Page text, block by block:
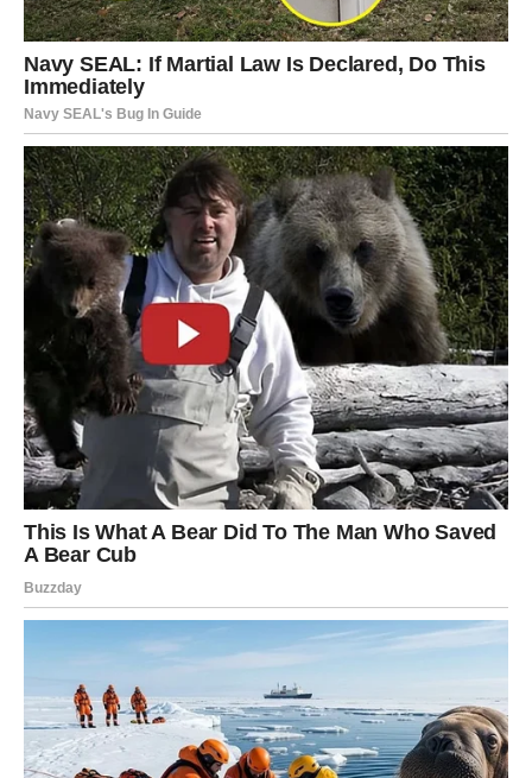
VAGA
Zvijezde vam donose veoma romantičan i sudbinski
period.
Ako ste slobodni, moguć je susret koji odmah djeluje
posebno i sudbinski.
Ljubav vam mijenja život
Pred vama su trenuci koje ćete dugo pamtiti.
ŠKORPIJA
Pred vama je veoma važna odluka ili razgovor koji mijenja
mnogo toga.
Ono što je dugo bilo nejasno sada konačno dobija pravi
smisao.
Sudbina vam otkriva pravi put